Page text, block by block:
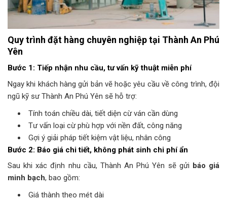
Quy trình đặt hàng chuyên nghiệp tại Thành An Phú
Yên
Bước 1: Tiếp nhận nhu cầu, tư vấn kỹ thuật miễn phí
Ngay khi khách hàng gửi bản vẽ hoặc yêu cầu về công trình, đội
ngũ kỹ sư Thành An Phú Yên sẽ hỗ trợ:
Tính toán chiều dài, tiết diện cừ ván cần dùng
Tư vấn loại cừ phù hợp với nền đất, công năng
Gợi ý giải pháp tiết kiệm vật liệu, nhân công
Bước 2: Báo giá chi tiết, không phát sinh chi phí ẩn
Sau khi xác định nhu cầu, Thành An Phú Yên sẽ gửi báo giá
minh bạch, bao gồm:
Giá thành theo mét dài